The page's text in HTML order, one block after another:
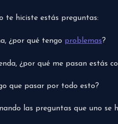
te hiciste estás preguntas:
¿por qué tengo problemas?
¿por qué me pasan estás
que pasar por todo esto?
las preguntas que uno se